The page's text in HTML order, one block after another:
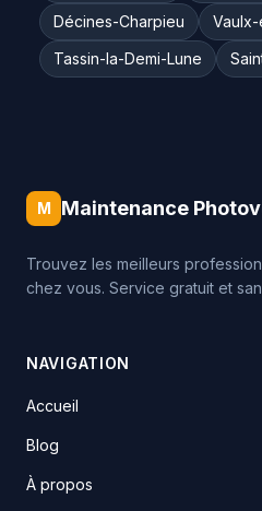
Décines-Charpieu
Vaulx-
Tassin-la-Demi-Lune
M Maintenance
Trouvez les meilleurs
chez vous. Service gratuit et
NAVIGATION
Accueil
Blog
À propos